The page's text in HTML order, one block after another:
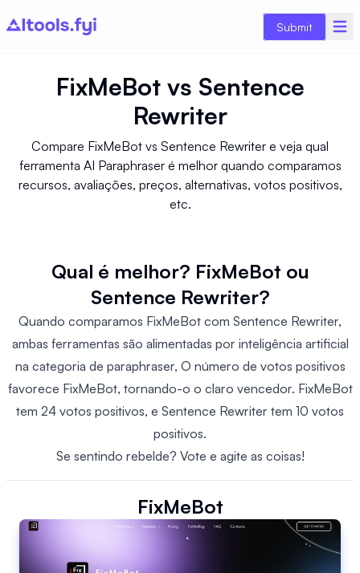
Submit
FixMeBot vs Sentence
Rewriter
Compare FixMeBot vs Sentence Rewriter e veja qual
ferramenta AI Paraphraser é melhor quando comparamos
recursos, avaliações, preços, alternativas, votos positivos,
etc.
Qual é melhor? FixMeBot ou
Sentence Rewriter?
Quando comparamos FixMeBot com Sentence Rewriter,
ambas ferramentas são alimentadas por inteligência artificial
na categoria de paraphraser, O número de votos positivos
favorece FixMeBot, tornando-o o claro vencedor. FixMeBot
tem 24 votos positivos, e Sentence Rewriter tem 10 votos
positivos.
Se sentindo rebelde? Vote e agite as coisas!
FixMeBot